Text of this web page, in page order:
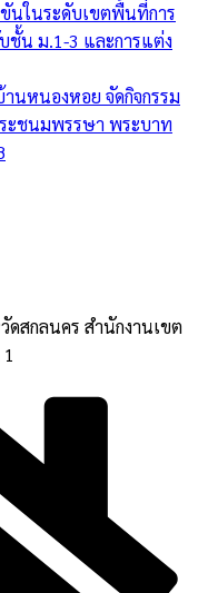
นในระดับเขตพื้นที่การ
ชั้น ม.1-3 และการแต่ง
นหนองหอย จัดกิจกรรม
ะชนมพรรษา พระบาท
ดสกลนคร สำนักงานเขต